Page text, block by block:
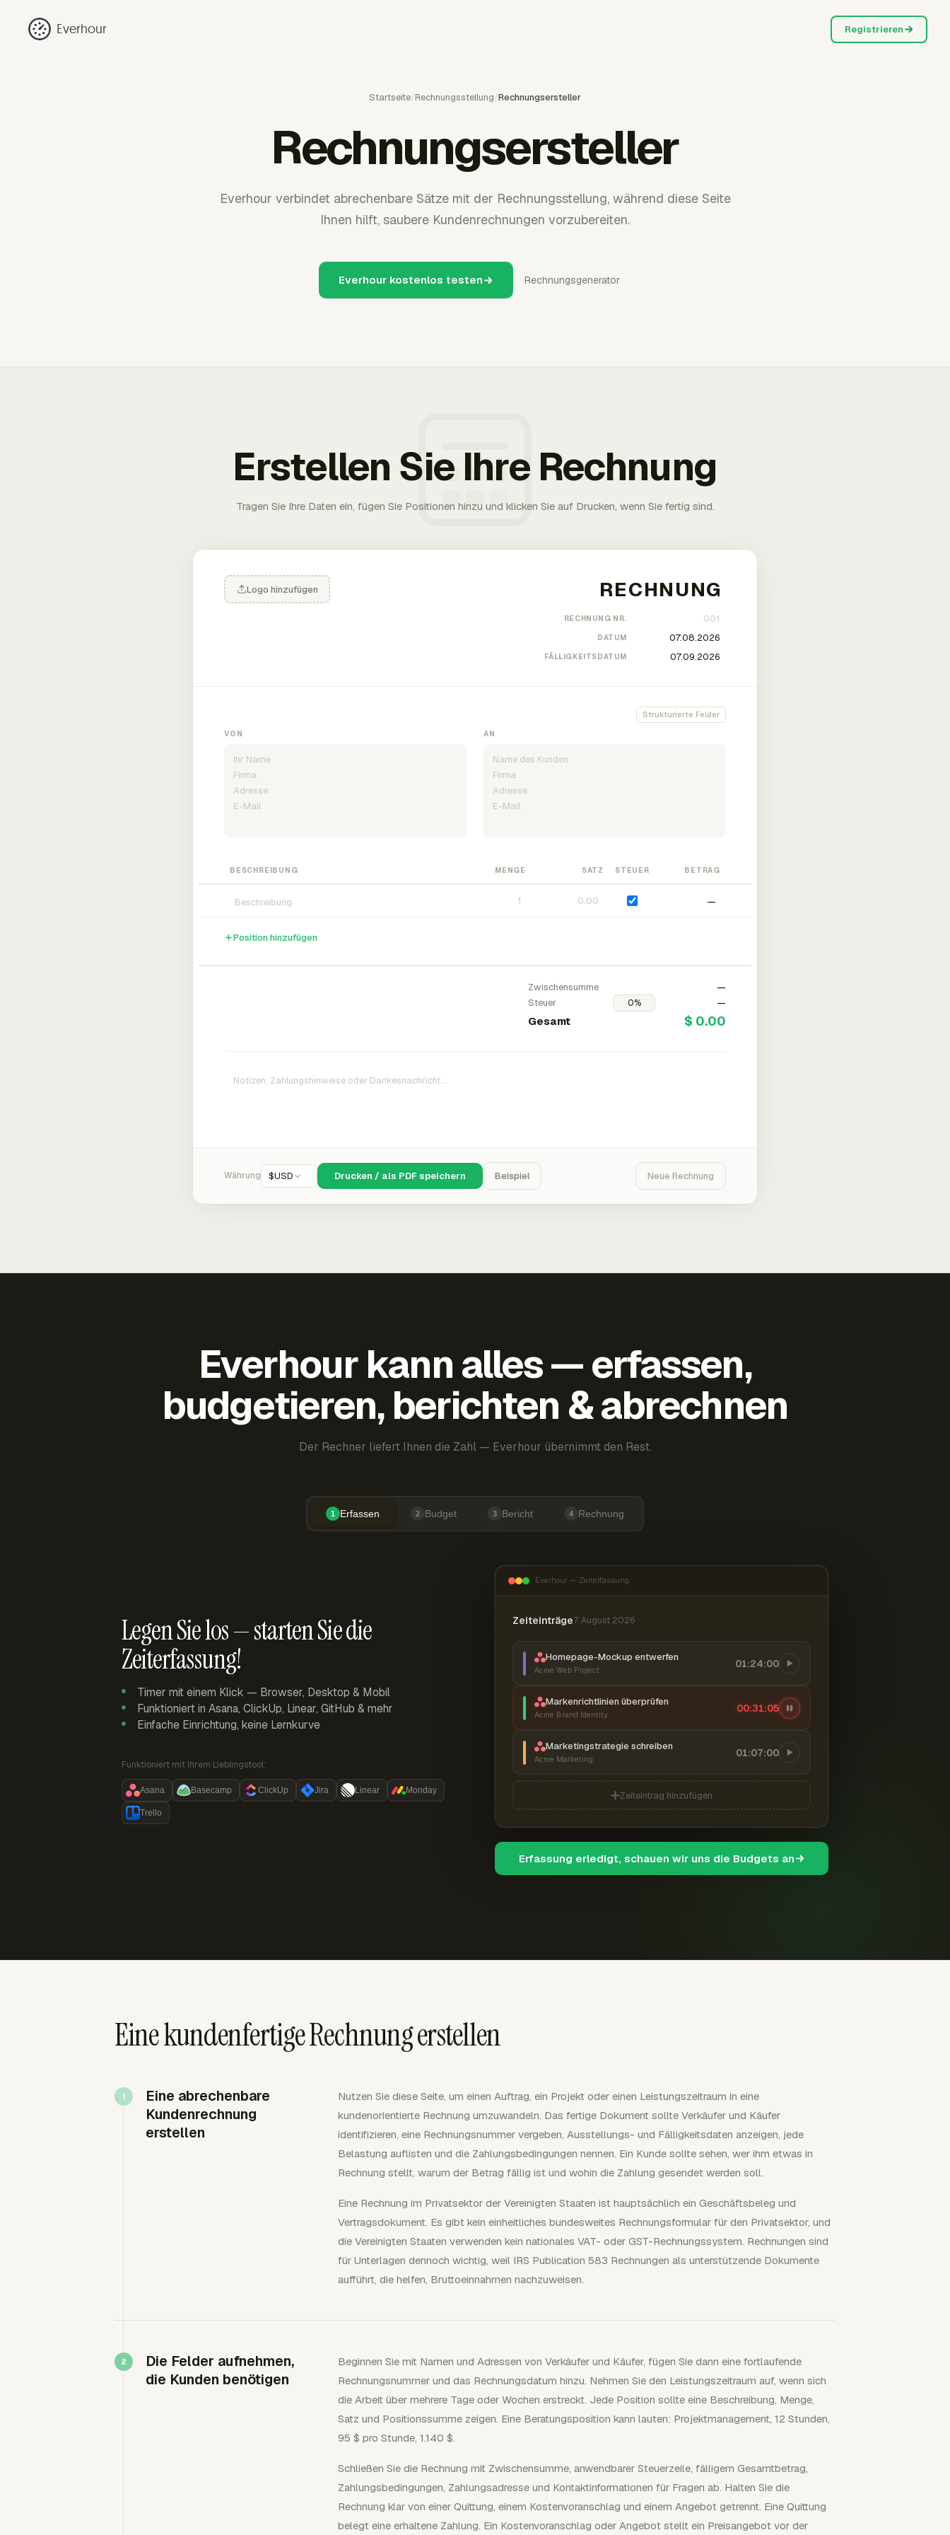
Everhour Registrieren
Startseite/Rechnungsstellung/Rechnungsersteller
Rechnungsersteller
Everhour verbindet abrechenbare Sätze mit der Rechnungsstellung, während diese Seite
Ihnen hilft, saubere Kundenrechnungen vorzubereiten.
Everhour kostenlos testen Rechnungsgenerator
Erstellen Sie Ihre Rechnung
Tragen Sie Ihre Daten ein, fügen Sie Positionen hinzu und klicken Sie auf Drucken, wenn Sie fertig sind.
Logo hinzufügen
RECHNUNG NR.
DATUM
FÄLLIGKEITSDATUM
Strukturierte Felder
VON AN
BESCHREIBUNG MENGE SATZ STEUER BETRAG
—
Position hinzufügen
Zwischensumme
—
Steuer
—
Gesamt $ 0.00
Währung $USD Drucken / als PDF speichern Beispiel Neue Rechnung
Everhour kann alles — erfassen,
budgetieren, berichten & abrechnen
Der Rechner liefert Ihnen die Zahl — Everhour übernimmt den Rest.
1 Erfassen 2 Budget 3 Bericht 4 Rechnung
Legen Sie los — starten Sie die
Zeiterfassung!
Timer mit einem Klick — Browser, Desktop & Mobil
Funktioniert in Asana, ClickUp, Linear, GitHub & mehr
Einfache Einrichtung, keine Lernkurve
Funktioniert mit Ihrem Lieblingstool:
Asana Basecamp ClickUp Jira Linear Monday
Trello
Everhour — Zeiterfassung
Zeiteinträge7. August 2026
Homepage-Mockup entwerfen
Acme Web Project
01:24:00
Markenrichtlinien überprüfen
Acme Brand Identity
00:31:06
Marketingstrategie schreiben
Acme Marketing
01:07:00
Zeiteintrag hinzufügen
Erfassung erledigt, schauen wir uns die Budgets an
Eine kundenfertige Rechnung erstellen
Eine abrechenbare
Kundenrechnung
erstellen
Nutzen Sie diese Seite, um einen Auftrag, ein Projekt oder einen Leistungszeitraum in eine
kundenorientierte Rechnung umzuwandeln. Das fertige Dokument sollte Verkäufer und Käufer
identifizieren, eine Rechnungsnummer vergeben, Ausstellungs- und Fälligkeitsdaten anzeigen, jede
Belastung auflisten und die Zahlungsbedingungen nennen. Ein Kunde sollte sehen, wer ihm etwas in
Rechnung stellt, warum der Betrag fällig ist und wohin die Zahlung gesendet werden soll.
Eine Rechnung im Privatsektor der Vereinigten Staaten ist hauptsächlich ein Geschäftsbeleg und
Vertragsdokument. Es gibt kein einheitliches bundesweites Rechnungsformular für den Privatsektor, und
die Vereinigten Staaten verwenden kein nationales VAT- oder GST-Rechnungssystem. Rechnungen sind
für Unterlagen dennoch wichtig, weil IRS Publication 583 Rechnungen als unterstützende Dokumente
aufführt, die helfen, Bruttoeinnahmen nachzuweisen.
Die Felder aufnehmen,
die Kunden benötigen
Beginnen Sie mit Namen und Adressen von Verkäufer und Käufer, fügen Sie dann eine fortlaufende
Rechnungsnummer und das Rechnungsdatum hinzu. Nehmen Sie den Leistungszeitraum auf, wenn sich
die Arbeit über mehrere Tage oder Wochen erstreckt. Jede Position sollte eine Beschreibung, Menge,
Satz und Positionssumme zeigen. Eine Beratungsposition kann lauten: Projektmanagement, 12 Stunden,
95 $ pro Stunde, 1.140 $.
Schließen Sie die Rechnung mit Zwischensumme, anwendbarer Steuerzeile, fälligem Gesamtbetrag,
Zahlungsbedingungen, Zahlungsadresse und Kontaktinformationen für Fragen ab. Halten Sie die
Rechnung klar von einer Quittung, einem Kostenvoranschlag und einem Angebot getrennt. Eine Quittung
belegt eine erhaltene Zahlung. Ein Kostenvoranschlag oder Angebot stellt ein Preisangebot vor der